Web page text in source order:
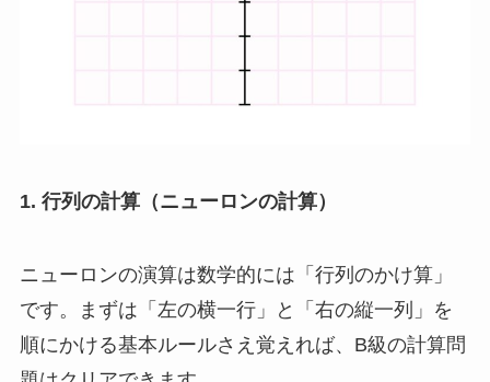
1. 行列の計算（ニューロンの計算）
ニューロンの演算は数学的には「行列のかけ算」
です。まずは「左の横一行」と「右の縦一列」を
順にかける基本ルールさえ覚えれば、B級の計算問